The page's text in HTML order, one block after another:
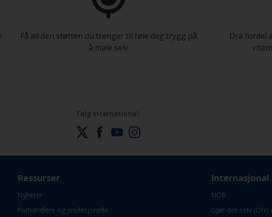
Få all den støtten du trenger til føle deg trygg på
å male selv
Dra fordel
Følg International:
Ressurser
Nyheter
Forhandlere og profesjonelle
Internasjonal
NOR
Gjør-det-selv (DIY)